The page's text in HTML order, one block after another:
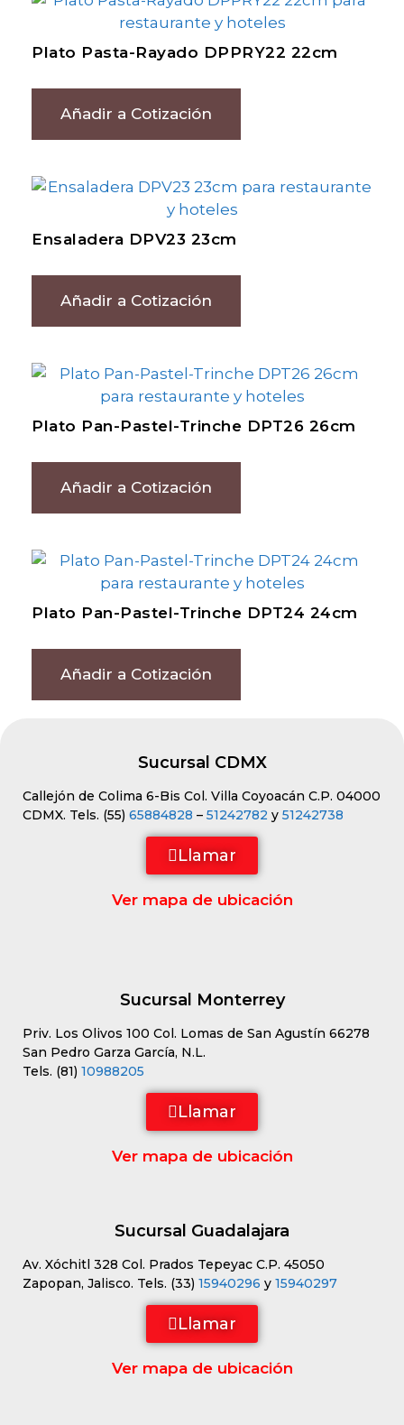
Plato Pasta-Rayado DPPRY22 22cm
Añadir a Cotización
Ensaladera DPV23 23cm
Añadir a Cotización
Plato Pan-Pastel-Trinche DPT26 26cm
Añadir a Cotización
Plato Pan-Pastel-Trinche DPT24 24cm
Añadir a Cotización
Sucursal CDMX
Callejón de Colima 6-Bis Col. Villa Coyoacán C.P. 04000
CDMX. Tels. (55) 65884828 – 51242782 y 51242738
Llamar
Ver mapa de ubicación
Sucursal Monterrey
Priv. Los Olivos 100 Col. Lomas de San Agustín 66278
San Pedro Garza García, N.L.
Tels. (81) 10988205
Llamar
Ver mapa de ubicación
Sucursal Guadalajara
Av. Xóchitl 328 Col. Prados Tepeyac C.P. 45050
Zapopan, Jalisco. Tels. (33) 15940296 y 15940297
Llamar
Ver mapa de ubicación